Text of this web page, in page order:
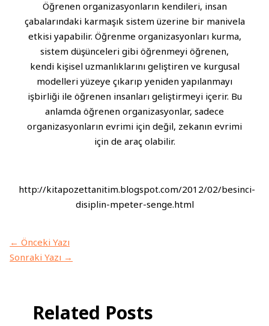
Öğrenen organizasyonların kendileri, insan
çabalarındaki karmaşık sistem üzerine bir manivela
etkisi yapabilir. Öğrenme organizasyonları kurma,
sistem düşünceleri gibi öğrenmeyi öğrenen,
kendi kişisel uzmanlıklarını geliştiren ve kurgusal
modelleri yüzeye çıkarıp yeniden yapılanmayı
işbirliği ile öğrenen insanları geliştirmeyi içerir. Bu
anlamda öğrenen organizasyonlar, sadece
organizasyonların evrimi için değil, zekanın evrimi
için de araç olabilir.
http://kitapozettanitim.blogspot.com/2012/02/besinci-
disiplin-mpeter-senge.html
← Önceki Yazı
Sonraki Yazı →
Related Posts